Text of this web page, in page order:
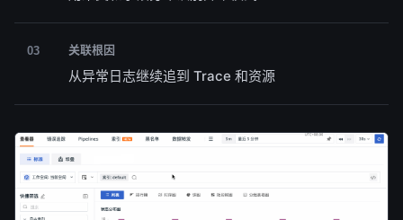
03 关联根因
从异常日志继续追到 Trace 和资源